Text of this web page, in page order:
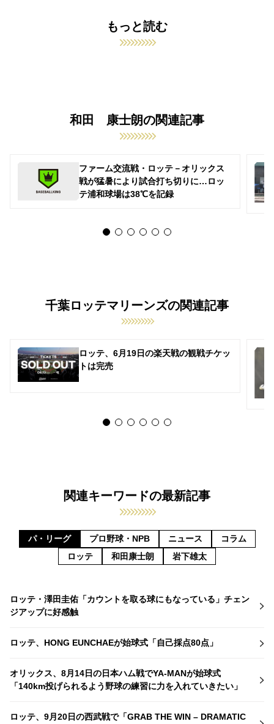
もっと読む
和田 康士朗の関連記事
ファーム交流戦・ロッテ－オリックス
戦が猛暑により試合打ち切りに…ロッ
テ浦和球場は38℃を記録
千葉ロッテマリーンズの関連記事
ロッテ、6月19日の楽天戦の観戦チケッ
トは完売
関連キーワードの最新記事
パ・リーグ プロ野球・NPB ニュース
コラム
ロッテ
和田康士朗 岩下雄太
ロッテ・澤田圭佑「カウントを取る球にもなっている」チェン
ジアップに好感触
ロッテ、HONG EUNCHAEが始球式「自己採点80点」
オリックス、8月14日の日本ハム戦でYA-MANが始球式
「140km投げられるよう野球の練習に力を入れていきたい」
ロッテ、9月20日の西武戦で「GRAB THE WIN – DRAMATIC